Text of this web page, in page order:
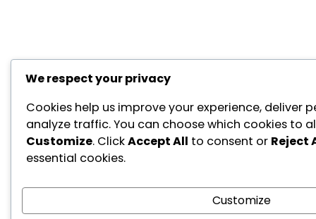
We respect your privacy
Cookies help us improve your experience, deliver
analyze traffic. You can choose which cookies to
Customize. ClickAccept All to consent or Reject
essential cookies.
Customize